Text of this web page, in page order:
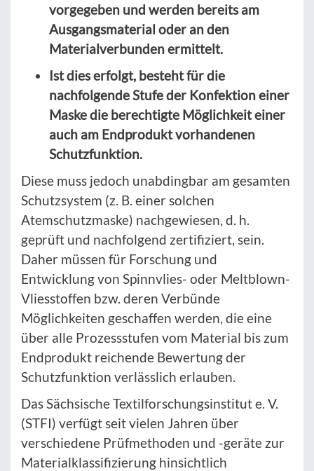
vorgegeben und werden bereits am
Ausgangsmaterial oder an den
Materialverbunden ermittelt.
Ist dies erfolgt, besteht für die
nachfolgende Stufe der Konfektion einer
Maske die berechtigte Möglichkeit einer
auch am Endprodukt vorhandenen
Schutzfunktion.
Diese muss jedoch unabdingbar am gesamten
Schutzsystem (z. B. einer solchen
Atemschutzmaske) nachgewiesen, d. h.
geprüft und nachfolgend zertifiziert, sein.
Daher müssen für Forschung und
Entwicklung von Spinnvlies- oder Meltblown-
Vliesstoffen bzw. deren Verbünde
Möglichkeiten geschaffen werden, die eine
über alle Prozessstufen vom Material bis zum
Endprodukt reichende Bewertung der
Schutzfunktion verlässlich erlauben.
Das Sächsische Textilforschungsinstitut e. V.
(STFI) verfügt seit vielen Jahren über
verschiedene Prüfmethoden und -geräte zur
Materialklassifizierung hinsichtlich